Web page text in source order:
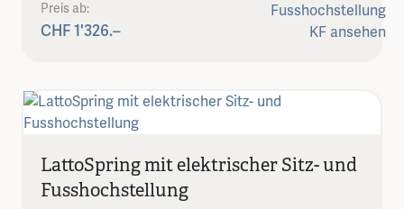
Preis ab:
CHF 1'326.–
LattoSpring mit elektrischer Sitz- und
Fusshochstellung